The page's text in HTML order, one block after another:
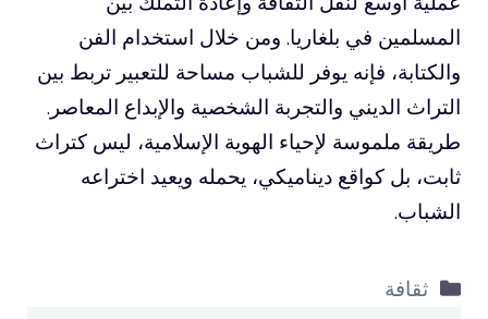
المسلمين في بلغاريا. ومن خلال استخدام الفن
والكتابة، فإنه يوفر للشباب مساحة للتعبير تربط بين
التراث الديني والتجربة الشخصية والإبداع المعاصر.
طريقة ملموسة لإحياء الهوية الإسلامية، ليس كتراث
ثابت، بل كواقع ديناميكي، يحمله ويعيد اختراعه
الشباب.
التصنيفات
ثقافة